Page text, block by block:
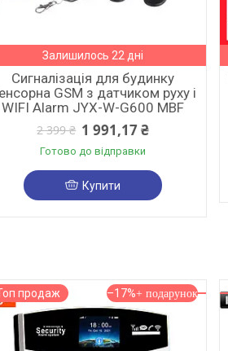
Залишилось 22 дні
Сигналізація для будинку
GSM з датчиком руху і
WIFI Alarm JYX-W-G600 MBF
2 399 ₴ 1 991,17 ₴
Готово до відправки
Купити
продаж –17%